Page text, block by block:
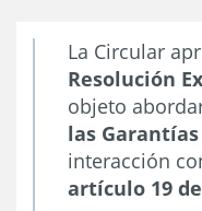
La Circular
Resolución
objeto
las
interacción
artículo 19